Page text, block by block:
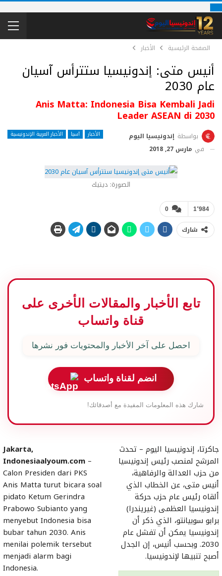
الصفحة الرئيسية الأخبار
أنيس متى: إندونيسيا ستترأس آسيان
عام 2030
Anis Matta: Indonesia Bisa Kembali Jadi
Leader ASEAN di 2030
الأخبار آسيا الأخبار العربية الإندونيسية بواسطة إندونيسيا اليوم
في مارس 27, 2018
الصورة: ديتيك
0 1٬984
شارك
تابع الأخبار والمقالات الأخرى على
قناة واتساب
احصل على آخر الأخبار والمحتويات فور نشرها
انضم لقناة واتساب
شارك هذه المعلومات المفيدة مع أصدقائك!
جاكرتا، إندونيسيا اليوم – تحدث
المرشح لمنصب رئيس إندونيسيا
من حزب العدالة والرفاهية،
أنيس متى، عن الخطاب الذي
ألقاه رئيس عام حزب حركة
إندونيسيا العظمى (غيريندرا)
برابو سوبيانتو، الذي ذكر أن
إندونيسيا يمكن أن تفشل عام
2030. وبحسب أنيس، إن الجدل
أصبح تنبيها لإندونيسيا.
Jakarta,
Indonesiaalyoum.com –
Calon Presiden dari PKS
Anis Matta turut bicara soal
pidato Ketum Gerindra
Prabowo Subianto yang
menyebut Indonesia bisa
bubar tahun 2030. Anis
menilai polemik tersebut
menjadi alarm bagi
Indonesia.